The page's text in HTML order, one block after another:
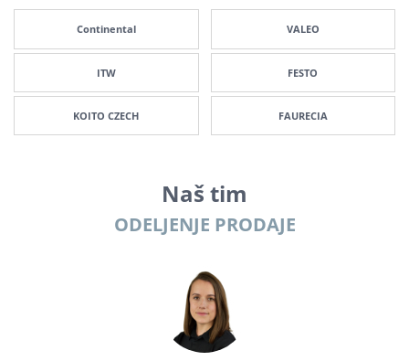
Continental
ITW
KOITO CZECH
VALEO
FESTO
FAURECIA
Naš tim
ODELJENJE PRODAJE